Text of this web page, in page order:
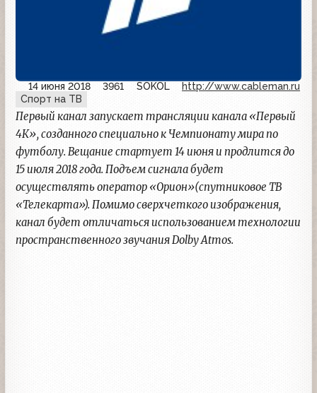
14 июня 2018 3961 SOKOL
http://www.cableman.ru
Спорт на ТВ
Первый канал запускает трансляции канала «Первый
4К», созданного специально к Чемпионату мира по
футболу. Вещание стартует 14 июня и продлится до
15 июля 2018 года. Подъем сигнала будет
осуществлять оператор «Орион»(спутниковое ТВ
«Телекарта»). Помимо сверхчеткого изображения,
канал будет отличаться использованием технологии
пространственного звучания Dolby Atmos.